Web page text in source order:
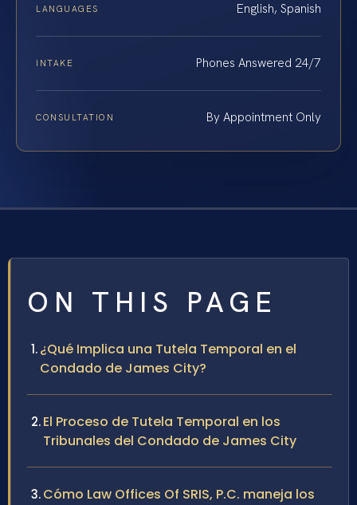
LANGUAGES English, Spanish
INTAKE Phones Answered 24/7
CONSULTATION By Appointment Only
ON THIS PAGE
¿Qué Implica una Tutela Temporal en el
Condado de James City?
El Proceso de Tutela Temporal en los
Tribunales del Condado de James City
Cómo Law Offices Of SRIS, P.C. maneja los